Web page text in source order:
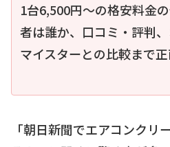
1台6,500円〜の格安料金
者は誰か、口コミ・評判
マイスターとの比較まで正
「朝日新聞でエアコンクリ